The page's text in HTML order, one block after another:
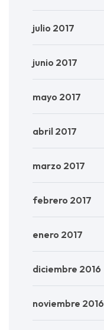
julio 2017
junio 2017
mayo 2017
abril 2017
marzo 2017
febrero 2017
enero 2017
diciembre 2016
noviembre 2016